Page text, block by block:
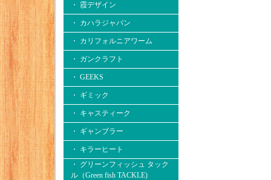
・ 霞デザイン
・ カハラジャパン
・ カリフォルニアワーム
・ ガンクラフト
・ GEEKS
・ ギミック
・ キャスティーク
・ ギャンブラー
・ キラーヒート
・ グリーンフィッシュ タック
ル（Green fish TACKLE)